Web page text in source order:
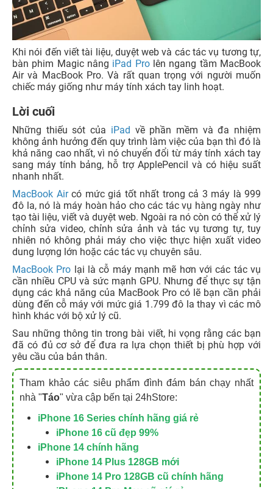
Khi nói đến viết tài liệu, duyệt web và các tác vụ tương tự,
bàn phim Magic nâng iPad Prolên ngang tầm MacBook
Air và MacBook Pro. Và rất quan trọng với người muốn
chiếc máy giống như máy tính xách tay linh hoạt.
Lời cuối
Những thiếu sót của iPad về phần mềm và đa nhiệm
không ảnh hưởng đến quy trình làm việc của bạn thì đó là
khả năng cao nhất, vì nó chuyển đổi từ máy tính xách tay
sang máy tính bảng, hỗ trợ ApplePencil và có hiệu suất
nhanh nhất.
MacBook Aircó mức giá tốt nhất trong cả 3 máy là 999
đô la, nó là máy hoàn hảo cho các tác vụ hàng ngày như
tạo tài liệu, viết và duyệt web. Ngoài ra nó còn có thể xử lý
chỉnh sửa video, chỉnh sửa ảnh và tác vụ tương tự, tuy
nhiên nó không phải máy cho việc thực hiện xuất video
dung lượng lớn hoặc các tác vụ chuyên sâu.
MacBook Pro lại là cỗ máy mạnh mẽ hơn với các tác vụ
cần nhiều CPU và sức mạnh GPU. Nhưng để thực sự tận
dụng các khả năng của MacBook Pro có lẽ bạn cần phải
dùng đến cỗ máy với mức giá 1.799 đô la thay vì các mô
hình khác với bộ xử lý cũ.
Sau những thông tin trong bài viết, hi vọng rằng các bạn
đã có đủ cơ sở để đưa ra lựa chọn thiết bị phù hợp với
yêu cầu của bản thân.
Tham khảo các siêu phẩm đình đám bán chạy nhất
nhà "Táo" vừa cập bến tại 24hStore:
iPhone 16 Series chính hãng giá rẻ
iPhone 16 cũ đẹp 99%
iPhone 14 chính hãng
iPhone 14 Plus 128GB mới
iPhone 14 Pro 128GB cũ chính hãng